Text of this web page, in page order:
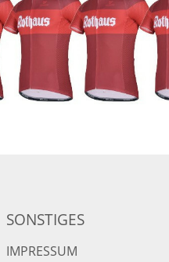
SONSTIGES
IMPRESSUM